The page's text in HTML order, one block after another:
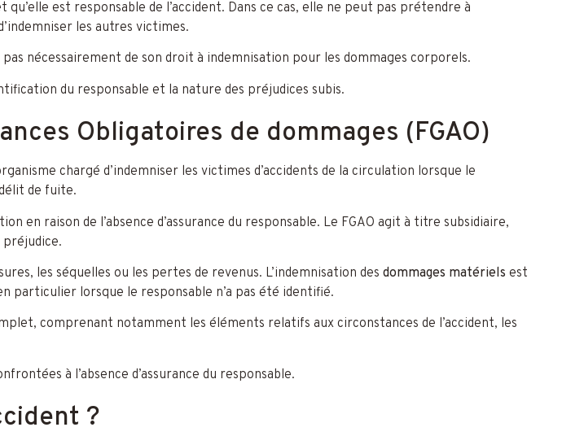
est responsable de l’accident. Dans ce cas, elle ne peut pas prétendre à
les autres victimes.
pas nécessairement de son droit à indemnisation pour les dommages corporels.
du responsable et la nature des préjudices subis.
Obligatoires de dommages (FGAO)
chargé d’indemniser les victimes d’accidents de la circulation lorsque le
de fuite.
raison de l’absence d’assurance du responsable. Le FGAO agit à titre subsidiaire,
préjudice.
les séquelles ou les pertes de revenus. L’indemnisation des dommages matériels est
particulier lorsque le responsable n’a pas été identifié.
comprenant notamment les éléments relatifs aux circonstances de l’accident, les
à l’absence d’assurance du responsable.
?